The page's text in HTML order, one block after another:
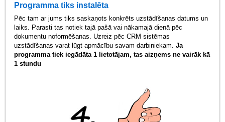
Programma tiks instalēta
Pēc tam ar jums tiks saskaņots konkrēts uzstādīšanas datums un
laiks. Parasti tas notiek tajā pašā vai nākamajā dienā pēc
dokumentu noformēšanas. Uzreiz pēc CRM sistēmas
uzstādīšanas varat lūgt apmācību savam darbiniekam.Ja
programma tiek iegādāta 1 lietotājam, tas aizņems ne vairāk kā
1 stundu